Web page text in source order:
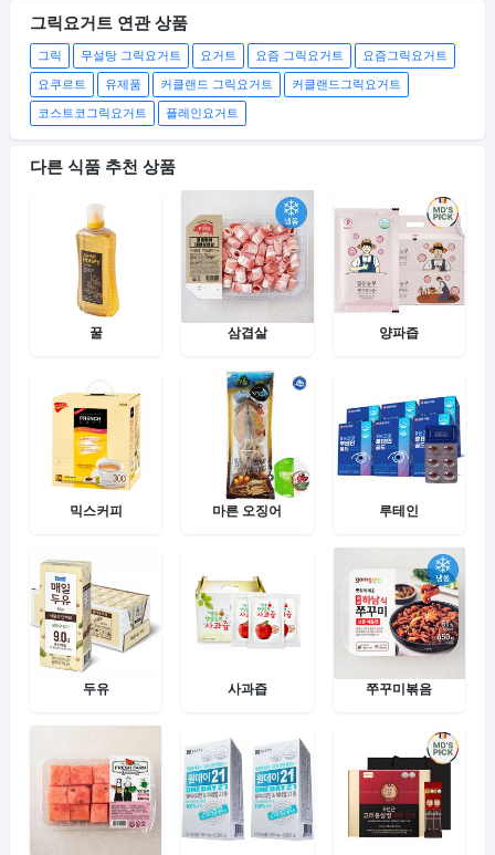
그릭요거트 연관 상품
그릭 무설탕 그릭요거트 요거트 요즘 그릭요거트
요즘그릭요거트
요쿠르트
유제품 커클랜드 그릭요거트
커클랜드그릭요거트
코스트코그릭요거트
플레인요거트
다른 식품 추천 상품
꿀 삼겹살 양파즙
믹스커피 마른 오징어 루테인
두유 사과즙 쭈꾸미볶음